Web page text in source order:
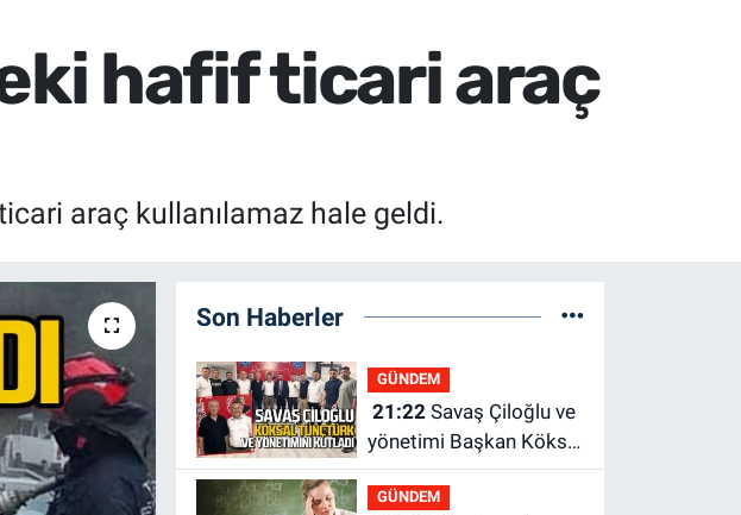
hafif ticari araç
araç kullanılamaz hale geldi.
Son Haberler
GÜNDEM
21:22Savaş Çiloğlu ve
yönetimi Başkan Köksal
Tunçtürk’ü kutladı
GÜNDEM